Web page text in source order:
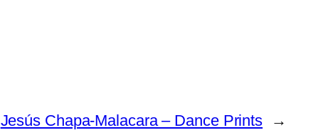
Jesús Chapa-Malacara – Dance Prints →